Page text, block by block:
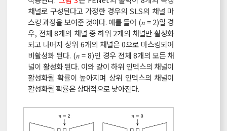
채널로 구성된다고 가정한 경우의 SLS의 채널 마
스킹 과정을 보여준 것이다. 예를 들어 (𝑛 = 2)일 경
우, 전체 8개의 채널 중 하위 2개의 채널만 활성화
되고 나머지 상위 6개의 채널은 0으로 마스킹되어
비활성화 된다. (𝑛 = 8)인 경우 전체 8개의 모든 채
널이 활성화 된다. 이와 같이 하위 인덱스의 채널이
활성화될 확률이 높아지며 상위 인덱스의 채널이
활성화될 확률은 상대적으로 낮아진다.